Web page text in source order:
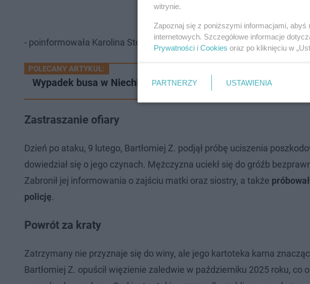
krwiaków,(...)oraz złamania kości
- poinformowała Karolina Stocka-Mycek, rzecznik prasowy
POLECANY ARTYKUŁ:
Wypadek busa w Niechlowie. Gdy policjanci zajrzeli do
Zastraszanie ofiary
Dzień po ataku, 9 lutego, Bartłomiej Z. podjął próbę uciszenia
dowiedział się o jego czynach. Mężczyzna uciekł się do gróźb
Zabronił jej informowania o zajściu matki oraz siostry, a także
policję.
Powrót za kraty
Zatrzymany nie przyznaje się do winy, ale jego kartoteka karna
Bartłomiej Z. opuścił więzienie zaledwie w październiku 2025 roku, co
witrynie.
Zapoznaj się z poniższymi informacjami,
internetowych. Szczegółowe informacje
Prywatności i Cookies oraz po kliknięciu w
PARTNERZY USTAWIENIA